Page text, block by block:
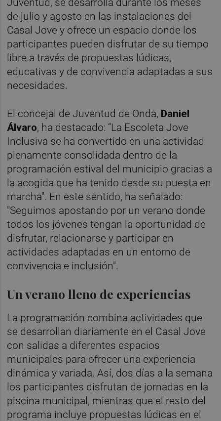
Juventud, se desarrolla durante los meses
de julio y agosto en las instalaciones del
Casal Jove y ofrece un espacio donde los
participantes pueden disfrutar de su tiempo
libre a través de propuestas lúdicas,
educativas y de convivencia adaptadas a sus
necesidades.
El concejal de Juventud de Onda, Daniel
Álvaro, ha destacado: “La Escoleta Jove
Inclusiva se ha convertido en una actividad
plenamente consolidada dentro de la
programación estival del municipio gracias a
la acogida que ha tenido desde su puesta en
marcha". En este sentido, ha señalado:
"Seguimos apostando por un verano donde
todos los jóvenes tengan la oportunidad de
disfrutar, relacionarse y participar en
actividades adaptadas en un entorno de
convivencia e inclusión".
Un verano lleno de experiencias
La programación combina actividades que
se desarrollan diariamente en el Casal Jove
con salidas a diferentes espacios
municipales para ofrecer una experiencia
dinámica y variada. Así, dos días a la semana
los participantes disfrutan de jornadas en la
piscina municipal, mientras que el resto del
programa incluye propuestas lúdicas en el